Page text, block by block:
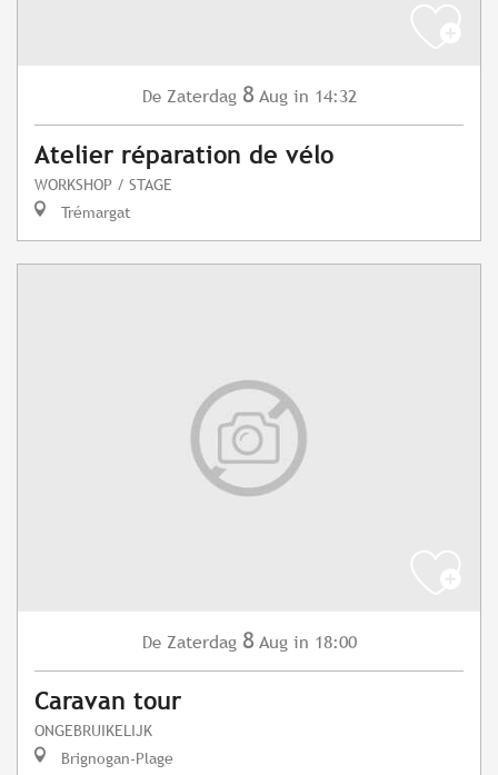
De Zaterdag 8 Aug in 14:32
Atelier réparation de vélo
WORKSHOP / STAGE
Trémargat
De Zaterdag 8 Aug in 18:00
Caravan tour
ONGEBRUIKELIJK
Brignogan-Plage